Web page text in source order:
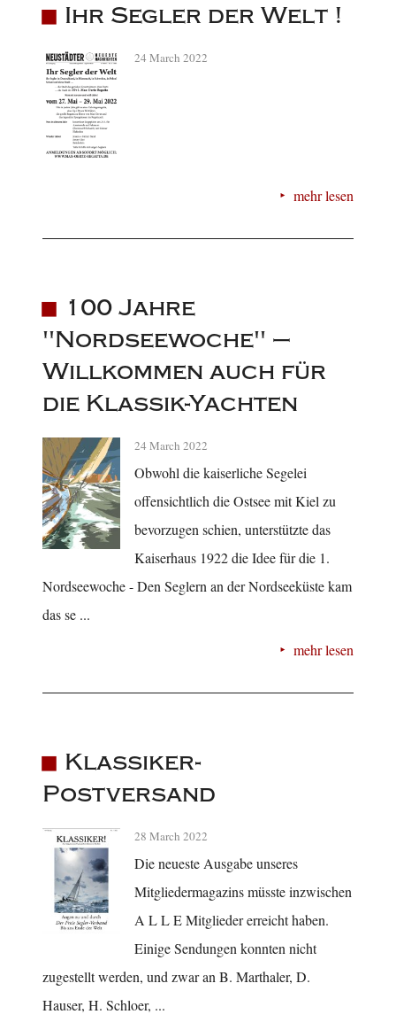
Ihr Segler der Welt !
24 March 2022
mehr lesen
100 Jahre
"Nordseewoche" –
Willkommen auch für
die Klassik-Yachten
24 March 2022
Obwohl die kaiserliche Segelei
offensichtlich die Ostsee mit Kiel zu
bevorzugen schien, unterstützte das
Kaiserhaus 1922 die Idee für die 1.
Nordseewoche - Den Seglern an der Nordseeküste kam
das se ...
mehr lesen
Klassiker-
Postversand
28 March 2022
Die neueste Ausgabe unseres
Mitgliedermagazins müsste inzwischen
A L L E Mitglieder erreicht haben.
Einige Sendungen konnten nicht
zugestellt werden, und zwar an B. Marthaler, D.
Hauser, H. Schloer, ...